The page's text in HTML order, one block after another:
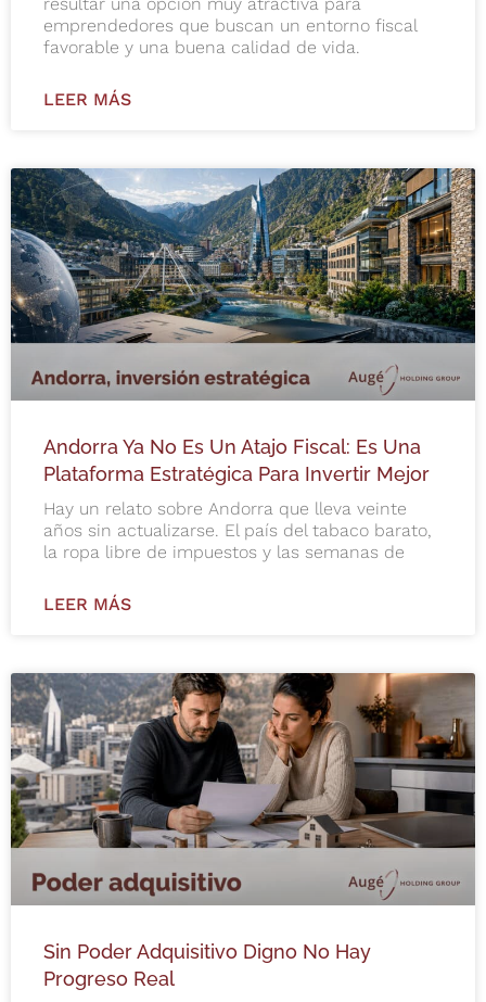
resultar una opción muy atractiva para
emprendedores que buscan un entorno fiscal
favorable y una buena calidad de vida.
LEER MÁS
Andorra Ya No Es Un Atajo Fiscal: Es Una
Plataforma Estratégica Para Invertir Mejor
Hay un relato sobre Andorra que lleva veinte
años sin actualizarse. El país del tabaco barato,
la ropa libre de impuestos y las semanas de
LEER MÁS
Sin Poder Adquisitivo Digno No Hay
Progreso Real